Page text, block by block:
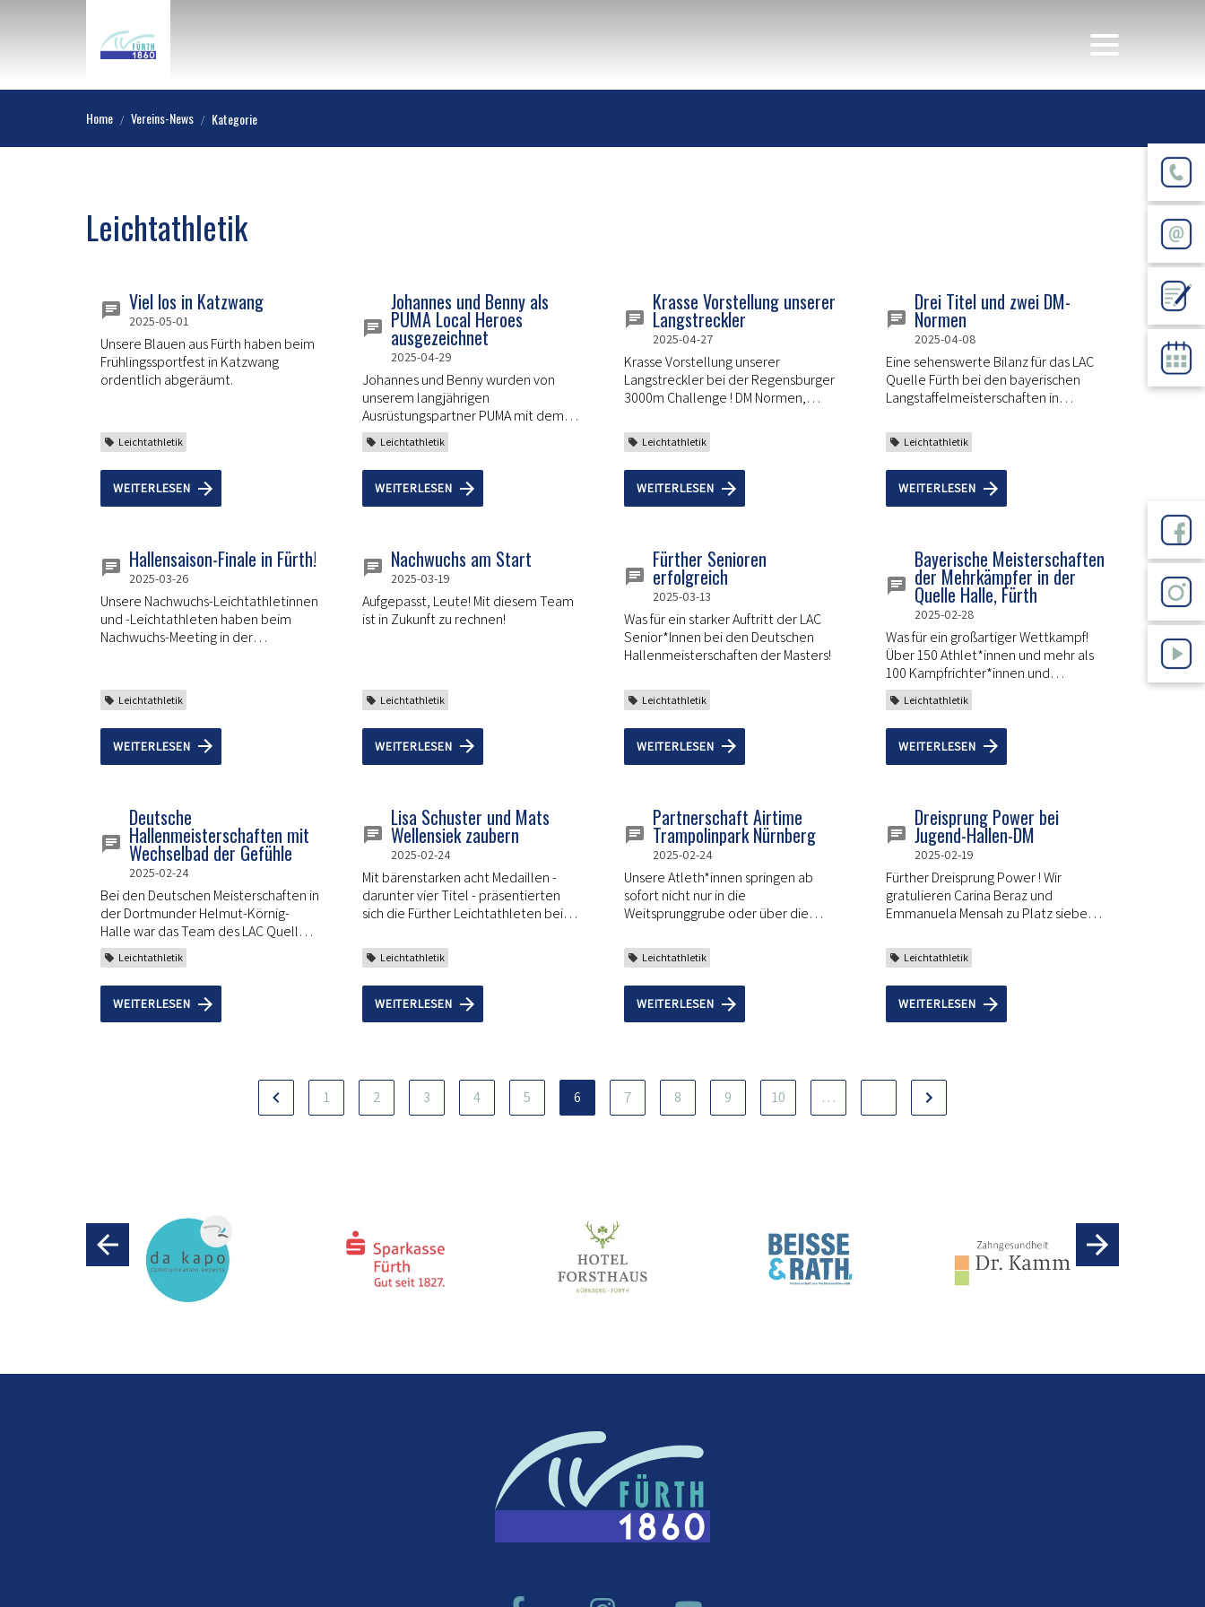
Home Vereins-News Kategorie
Leichtathletik
Viel los in Katzwang
2025-05-01
Unsere Blauen aus Fürth haben beim
Frühlingssportfest in Katzwang
ordentlich abgeräumt.
Leichtathletik
WEITERLESEN
Johannes und Benny als
PUMA Local Heroes
ausgezeichnet
2025-04-29
Johannes und Benny wurden von
unserem langjährigen
Ausrüstungspartner PUMA mit dem
begehrten Local Hero Paket
ausgezeichnet.
Leichtathletik
WEITERLESEN
Krasse Vorstellung unserer
Langstreckler
2025-04-27
Krasse Vorstellung unserer
Langstreckler bei der Regensburger
3000m Challenge ! DM Normen,
Saisoneinstieg der Karriere.
Leichtathletik
WEITERLESEN
Drei Titel und zwei DM-
Normen
2025-04-08
Eine sehenswerte Bilanz für das LAC
Quelle Fürth bei den bayerischen
Langstaffelmeisterschaften in
Leichtathletik
WEITERLESEN
Hallensaison-Finale in Fürth!
2025-03-26
Unsere Nachwuchs-Leichtathletinnen
und -Leichtathleten haben beim
Nachwuchs-Meeting in der
gesammelt und großartige
Leistungen gezeigt!
Leichtathletik
WEITERLESEN
Nachwuchs am Start
2025-03-19
Aufgepasst, Leute! Mit diesem Team
ist in Zukunft zu rechnen!
Leichtathletik
WEITERLESEN
Fürther Senioren
erfolgreich
2025-03-13
Was für ein starker Auftritt der LAC
Senior*Innen bei den Deutschen
Hallenmeisterschaften der Masters!
Leichtathletik
WEITERLESEN
Bayerische Meisterschaften
der Mehrkämpfer in der
Quelle Halle, Fürth
2025-02-28
Was für ein großartiger Wettkampf!
Über 150 Athlet*innen und mehr als
100 Kampfrichter*innen und
Helfer*innen haben einen
Wettkampf abgeliefert, der den
Königinnen der Leichtathletik würdig
war.
Leichtathletik
WEITERLESEN
Deutsche
Hallenmeisterschaften mit
Wechselbad der Gefühle
2025-02-24
Bei den Deutschen Meisterschaften in
der Dortmunder Helmut-Körnig-
Halle war das Team des LAC Quelle
Fürth so groß wie seit Jahren nicht
mehr.
Leichtathletik
WEITERLESEN
Lisa Schuster und Mats
Wellensiek zaubern
2025-02-24
Mit bärenstarken acht Medaillen -
darunter vier Titel - präsentierten
sich die Fürther Leichtathleten bei
Crosslaufmeisterschaften im
niederbayerischen Ruhstorf prächtig.
Leichtathletik
WEITERLESEN
Partnerschaft Airtime
Trampolinpark Nürnberg
2025-02-24
Unsere Atleth*innen springen ab
sofort nicht nur in die
Weitsprunggrube oder über die
durch den Airtime Trampolinpark
Nürnberg.
Leichtathletik
WEITERLESEN
Dreisprung Power bei
Jugend-Hallen-DM
2025-02-19
Fürther Dreisprung Power ! Wir
gratulieren Carina Beraz und
Emmanuela Mensah zu Platz sieben
Leichtathletik
WEITERLESEN
1 2 3 4 5 6 7 8 9 10 …